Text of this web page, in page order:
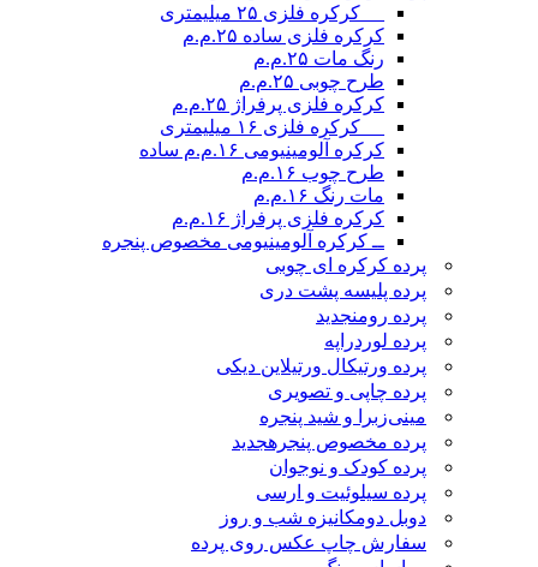
__ کرکره فلزی ۲۵ میلیمتری
کرکره فلزی ساده ۲۵.م.م
رنگ مات ۲۵.م.م
طرح چوبی ۲۵.م.م
کرکره فلزی پرفراژ ۲۵.م.م
__ کرکره فلزی ۱۶ میلیمتری
کرکره آلومینیومی ۱۶.م.م ساده
طرح چوب ۱۶.م.م
مات رنگ ۱۶.م.م
کرکره فلزی پرفراژ ۱۶.م.م
ــ کرکره آلومینیومی مخصوص پنجره
پرده کرکره ای چوبی
پرده پلیسه پشت دری
پرده رومنجدید
پرده لوردراپه
پرده ورتیکال ورتیلاین دیکی
پرده چاپی و تصویری
مینی‌زبرا و شید پنجره
پرده مخصوص پنجره جدید
پرده کودک و نوجوان
پرده سیلوئیت و ارسی
دوبل دومکانیزه شب و روز
سفارش چاپ عکس روی پرده